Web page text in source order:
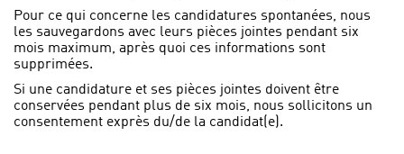
Pour ce qui concerne les candidatures spontanées, nous
les sauvegardons avec leurs pièces jointes pendant six
mois maximum, après quoi ces informations sont
supprimées.
Si une candidature et ses pièces jointes doivent être
conservées pendant plus de six mois, nous sollicitons un
consentement exprès du/de la candidat(e).